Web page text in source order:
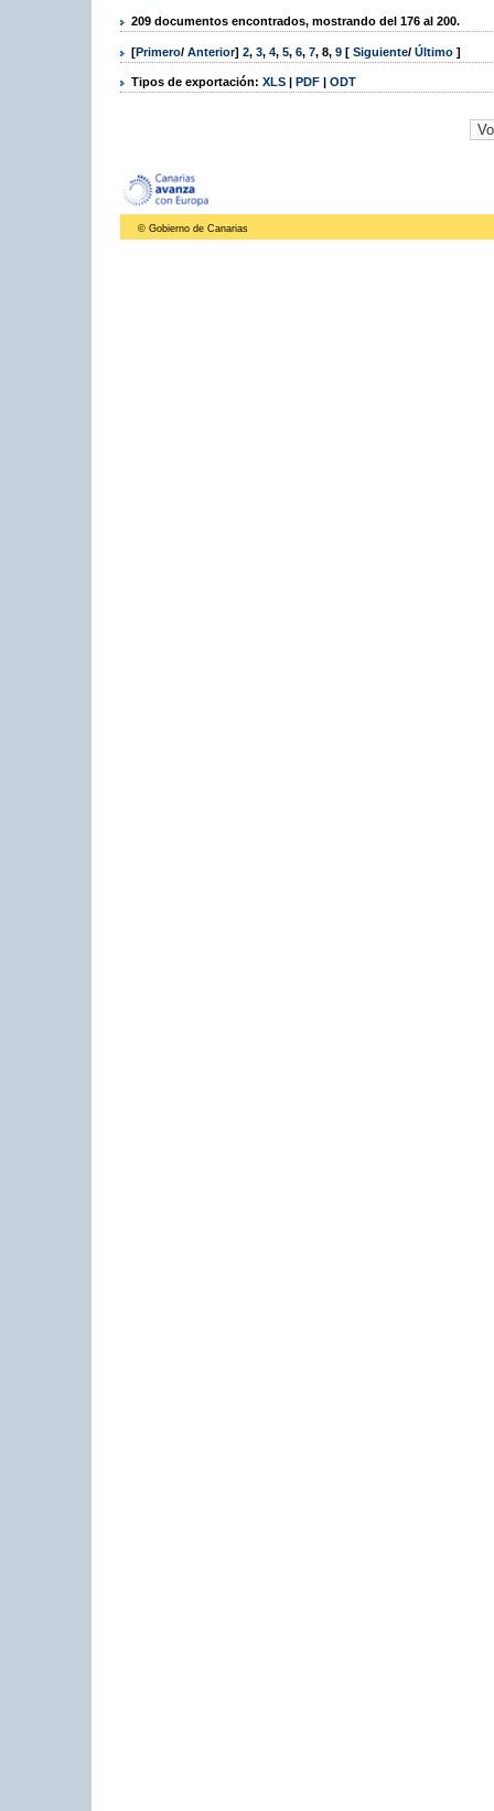
209 documentos encontrados, mostrando del 176 al 200.
[Primero/ Anterior] 2, 3, 4, 5, 6, 7, 8, 9 [ Siguiente/ Último ]
Tipos de exportación: XLS | PDF | ODT
© Gobierno de Canarias